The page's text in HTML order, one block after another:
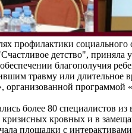
профилактики социального
детство", приняла
благополучия
травму или длительное
организованной программой
более 80 специалистов из
кровных и в
площадки с